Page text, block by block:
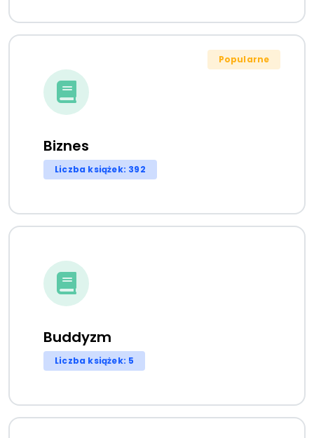
Biznes
Liczba książek: 392
Popularne
Buddyzm
Liczba książek: 5